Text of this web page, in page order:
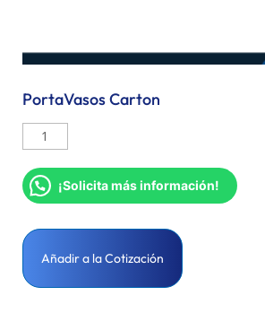
PortaVasos Carton
¡Solicita más información!
Añadir a la Cotización